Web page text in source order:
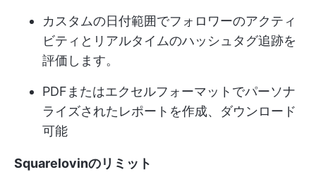
カスタムの日付範囲でフォロワーのアクティ
ビティとリアルタイムのハッシュタグ追跡を
評価します。
PDFまたはエクセルフォーマットでパーソナ
ライズされたレポートを作成、ダウンロード
可能
Squarelovinのリミット